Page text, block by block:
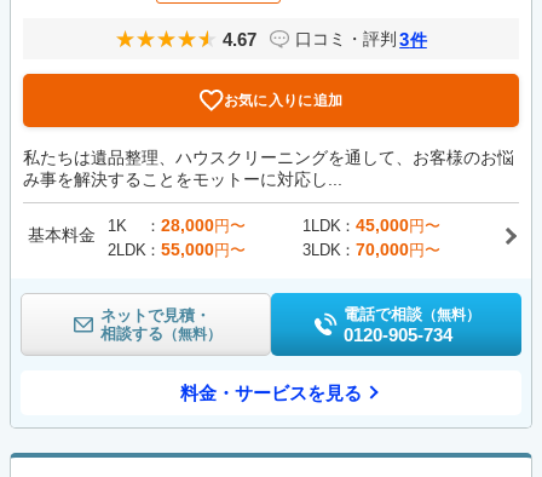
4.67 口コミ・評判 3件
お気に入りに追加
私たちは遺品整理、ハウスクリーニングを通して、お客様のお悩
み事を解決することをモットーに対応し...
基本料金 1K 28,000円〜 1LDK 45,000円〜
2LDK
55,000円〜 3LDK 70,000円〜
ネットで見積・
相談する （無料）
電話で相談 （無料）
0120-905-734
料金・サービスを見る